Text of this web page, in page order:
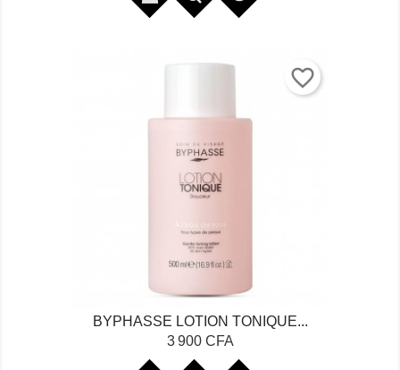
favorite_border
BYPHASSE LOTION TONIQUE...
Prix
3 900 CFA